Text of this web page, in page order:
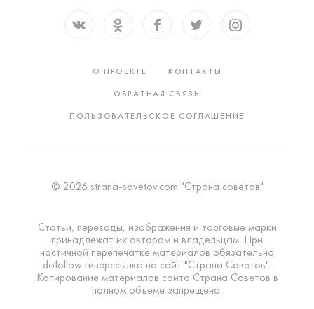
О ПРОЕКТЕ
КОНТАКТЫ
ОБРАТНАЯ СВЯЗЬ
ПОЛЬЗОВАТЕЛЬСКОЕ СОГЛАШЕНИЕ
© 2026 strana-sovetov.com "Страна советов"
Статьи, переводы, изображения и торговые марки
принадлежат их авторам и владельцам. При
частичной перепечатке материалов обязательна
dofollow гиперссылка на сайт "Страна Советов".
Копирование материалов сайта Страна Советов в
полном объеме запрещено.